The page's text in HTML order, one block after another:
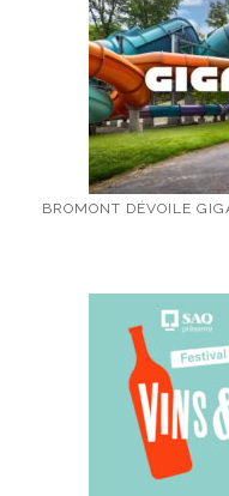
BROMONT DÉVOILE